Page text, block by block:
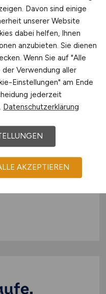
HW
(C++)
Davon sind einige
unserer Website
dabei helfen, Ihnen
anzubieten. Sie dienen
Wenn Sie auf "Alle
Verwendung aller
Einstellungen" am Ende
jederzeit
Datenschutzerklärung
AKZEPTIEREN